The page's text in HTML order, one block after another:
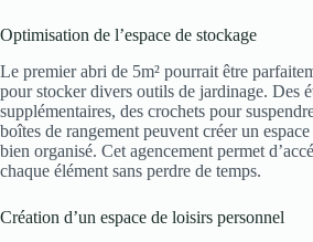
Optimisation de l’espace de stockage
Le premier abri de 5m² pourrait être
pour stocker divers outils de jardinage. Des
supplémentaires, des crochets pour
boîtes de rangement peuvent créer un
bien organisé. Cet agencement permet
chaque élément sans perdre de temps.
Création d’un espace de loisirs personnel